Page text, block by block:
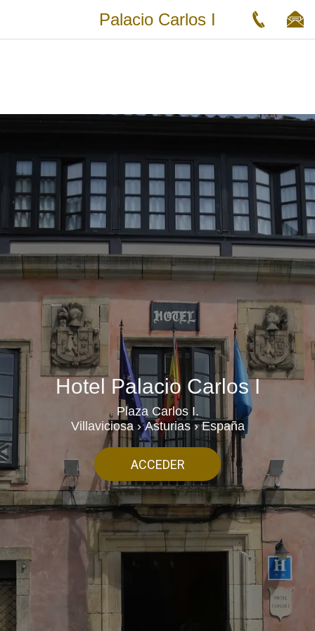
Palacio Carlos I
Hotel Palacio Carlos I
Plaza Carlos I.
Villaviciosa › Asturias › España
ACCEDER